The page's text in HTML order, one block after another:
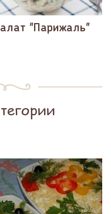
"Парижаль"